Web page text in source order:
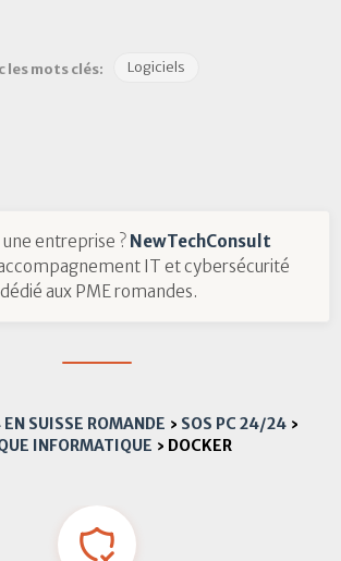
les mots clés:
Logiciels
une entreprise ? NewTechConsult
IT et cybersécurité
dédié aux PME romandes.
SUISSE ROMANDE › SOS PC 24/24 ›
INFORMATIQUE › DOCKER